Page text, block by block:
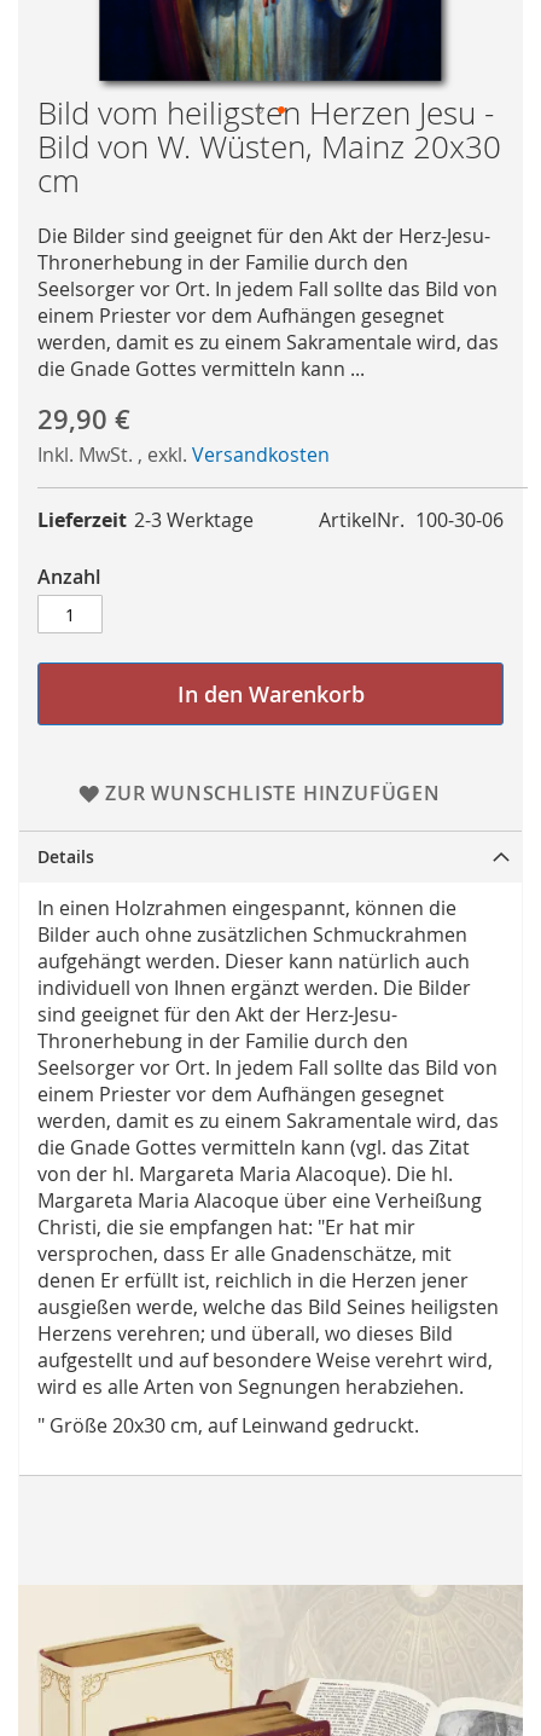
Skip
to
the
of
the
images
gallery
Bild vom heiligsten Herzen Jesu -
Bild von W. Wüsten, Mainz 20x30
cm
Die Bilder sind geeignet für den Akt der Herz-Jesu-
Thronerhebung in der Familie durch den
Seelsorger vor Ort. In jedem Fall sollte das Bild von
einem Priester vor dem Aufhängen gesegnet
werden, damit es zu einem Sakramentale wird, das
die Gnade Gottes vermitteln kann ...
29,90 €
Inkl. MwSt. , exkl. Versandkosten
ArtikelNr. 100-30-06
Lieferzeit 2-3 Werktage
Anzahl
In den Warenkorb
ZUR WUNSCHLISTE HINZUFÜGEN
Details
In einen Holzrahmen eingespannt, können die
Bilder auch ohne zusätzlichen Schmuckrahmen
aufgehängt werden. Dieser kann natürlich auch
individuell von Ihnen ergänzt werden. Die Bilder
sind geeignet für den Akt der Herz-Jesu-
Thronerhebung in der Familie durch den
Seelsorger vor Ort. In jedem Fall sollte das Bild von
einem Priester vor dem Aufhängen gesegnet
werden, damit es zu einem Sakramentale wird, das
die Gnade Gottes vermitteln kann (vgl. das Zitat
von der hl. Margareta Maria Alacoque). Die hl.
Margareta Maria Alacoque über eine Verheißung
Christi, die sie empfangen hat: "Er hat mir
versprochen, dass Er alle Gnadenschätze, mit
denen Er erfüllt ist, reichlich in die Herzen jener
ausgießen werde, welche das Bild Seines heiligsten
Herzens verehren; und überall, wo dieses Bild
aufgestellt und auf besondere Weise verehrt wird,
wird es alle Arten von Segnungen herabziehen.
" Größe 20x30 cm, auf Leinwand gedruckt.